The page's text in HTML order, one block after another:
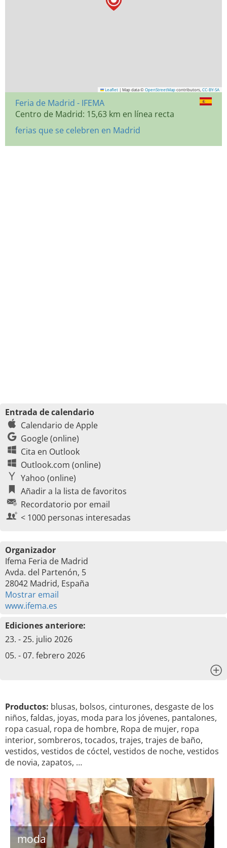
Leaflet | Map data © OpenStreetMap contributors, CC-BY-SA
Feria de Madrid - IFEMA
Centro de Madrid: 15,63 km en línea recta
ferias que se celebren en Madrid
Entrada de calendario
Calendario de Apple
Google (online)
Cita en Outlook
Outlook.com (online)
Yahoo (online)
Añadir a la lista de favoritos
Recordatorio por email
< 1000 personas interesadas
Organizador
Ifema Feria de Madrid
Avda. del Partenón, 5
28042 Madrid, España
Mostrar email
www.ifema.es
Ediciones anteriore:
23. - 25. julio 2026
05. - 07. febrero 2026
Productos: blusas, bolsos, cinturones, desgaste de los
niños, faldas, joyas, moda para los jóvenes, pantalones,
ropa casual, ropa de hombre, Ropa de mujer, ropa
interior, sombreros, tocados, trajes, trajes de baño,
vestidos, vestidos de cóctel, vestidos de noche, vestidos
de novia, zapatos, …
moda